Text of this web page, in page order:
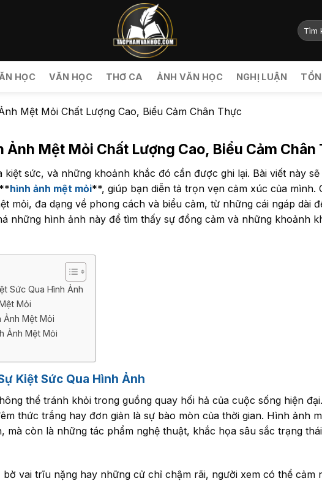
HỌC VĂN HỌC THƠ CA ẢNH VĂN HỌC NGHỊ LUẬN
Mệt Mỏi Chất Lượng Cao, Biểu Cảm Chân Thực
Ảnh Mệt Mỏi Chất Lượng Cao, Biểu Cảm Chân
kiệt sức, và những khoảnh khắc đó cần được ghi lại. Bài viết này
hình ảnh mệt mỏi**, giúp bạn diễn tả trọn vẹn cảm xúc của mình.
mỏi, đa dạng về phong cách và biểu cảm, từ những cái ngáp dài
những hình ảnh này để tìm thấy sự đồng cảm và những khoảnh
Sức Qua Hình Ảnh
Mỏi
Ảnh Mệt Mỏi
Ảnh Mệt Mỏi
Kiệt Sức Qua Hình Ảnh
thể tránh khỏi trong guồng quay hối hả của cuộc sống hiện
thức trắng hay đơn giản là sự bào mòn của thời gian. Hình ảnh
mà còn là những tác phẩm nghệ thuật, khắc họa sâu sắc trạng
vai trĩu nặng hay những cử chỉ chậm rãi, người xem có thể cảm